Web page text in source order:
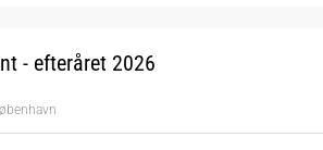
- efteråret 2026